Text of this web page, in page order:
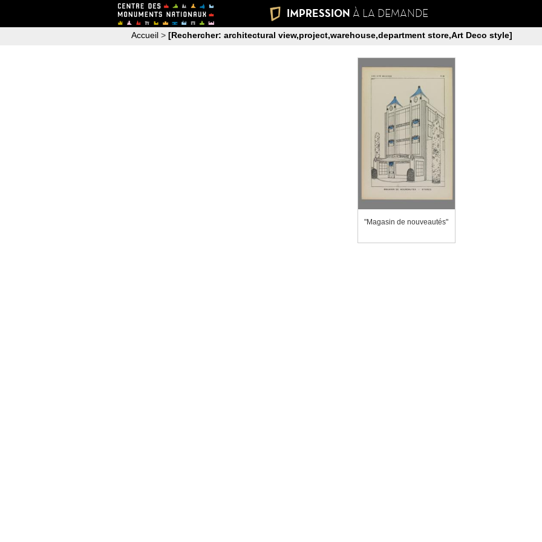
IMPRESSION À LA DEMANDE
Accueil > [Rechercher: architectural view,project,warehouse,department store,Art Deco style]
"Magasin de nouveautés"